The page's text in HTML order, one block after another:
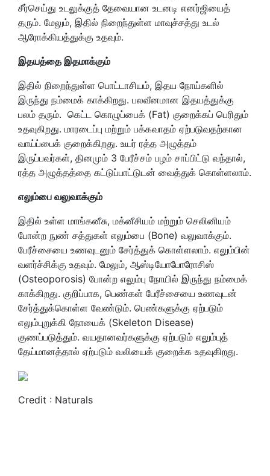
சீர்செய்து உடலுக்குத் தேவையான உடனடி எனர்ஜியைத்
தரும். மேலும், இதில் நிறைந்துள்ள மாவுச்சத்து உடல்
ஆரோக்கியத்துக்கு உதவும்.
இதயத்தை இதமாக்கும்
இதில் நிறைந்துள்ள பொட்டாசியம், இதய நோய்களில்
இருந்து நம்மைக் காக்கிறது. பலவீனமான இதயத்துக்கு
பலம் தரும். கெட்ட கொழுப்பைக் (Fat) குறைக்கப் பெரிதும்
உதவுகிறது. மாரடைப்பு மற்றும் பக்கவாதம் ஏற்படுவதற்கான
வாய்ப்பைக் குறைக்கிறது. உயர் ரத்த அழுத்தம்
இருப்பவர்கள், தினமும் 3 பேரீச்சம் பழம் சாப்பிட்டு வந்தால்,
ரத்த அழுத்தத்தை கட்டுப்பாட்டுடன் வைத்துக் கொள்ளலாம்.
எலும்பை வலுவாக்கும்
இதில் உள்ள மாங்கனீசு, மக்னீசியம் மற்றும் செலினியம்
போன்ற நுண் சத்துகள் எலும்பை (Bone) வலுவாக்கும்.
பேரீச்சையை உணவுடனும் சேர்த்துக் கொள்ளலாம். எலும்பின்
வளர்ச்சிக்கு உதவும். மேலும், ஆஸ்டியோபோரோசிஸ்
(Osteoporosis) போன்ற எலும்பு நோயில் இருந்து நம்மைக்
காக்கிறது. குறிப்பாக, பெண்கள் பேரீச்சையை உணவுடன்
சேர்த்துக்கொள்ள வேண்டும். பெண்களுக்கு ஏற்படும்
எலும்புறுக்கி நோயைக் (Skeleton Disease)
குணப்படுத்தும். வயதானவர்களுக்கு ஏற்படும் எலும்புத்
தேய்மானத்தால் ஏற்படும் வலியைக் குறைக்க உதவுகிறது.
Credit : Naturals